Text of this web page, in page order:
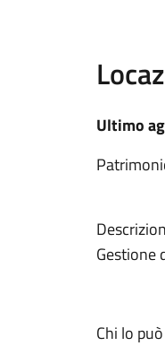
Ultimo
Gestione
Chi lo